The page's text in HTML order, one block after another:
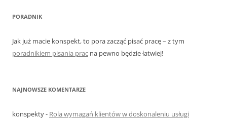
PORADNIK
Jak już macie konspekt, to pora zacząć pisać pracę – z tym
poradnikiem pisania prac na pewno będzie łatwiej!
NAJNOWSZE KOMENTARZE
konspekty- Rola wymagań klientów w doskonaleniu usługi